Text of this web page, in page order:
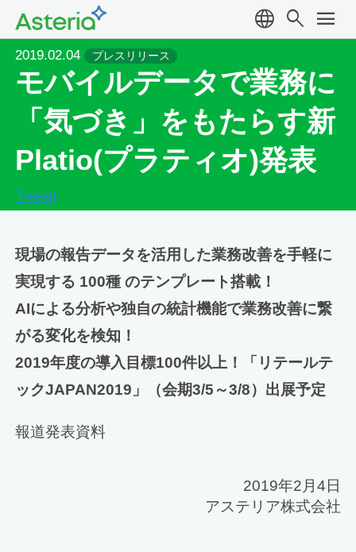
language search menu
2019.02.04 プレスリリース
モバイルデータで業務に
「気づき」をもたらす新
Platio(プラティオ)発表
Tweet
現場の報告データを活用した業務改善を手軽に
実現する 100種 のテンプレート搭載！
AIによる分析や独自の統計機能で業務改善に繋
がる変化を検知！
2019年度の導入目標100件以上！「リテールテ
ックJAPAN2019」（会期3/5～3/8）出展予定
報道発表資料
2019年2月4日
アステリア株式会社